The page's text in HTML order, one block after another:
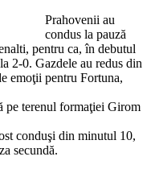
Prahovenii au
condus la pauză
pentru ca, în debutul
2-0. Gazdele au redus din
emoţii pentru Fortuna,
pe terenul formaţiei Girom
conduşi din minutul 10,
secundă.